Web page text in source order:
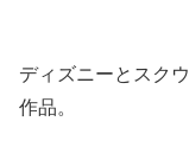
ディズニーとスク
作品。